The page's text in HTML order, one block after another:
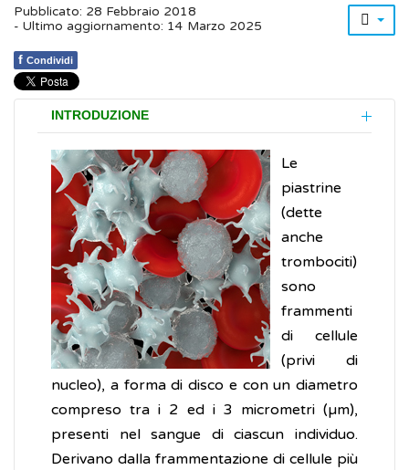
Pubblicato: 28 Febbraio 2018
- Ultimo aggiornamento: 14 Marzo 2025
f Condividi
INTRODUZIONE
Le
piastrine
(dette
anche
trombociti)
sono
frammenti
di cellule
(privi di
nucleo), a forma di disco e con un diametro
compreso tra i 2 ed i 3 micrometri (µm),
presenti nel sangue di ciascun individuo.
Derivano dalla frammentazione di cellule più